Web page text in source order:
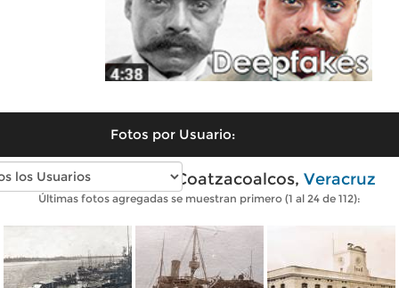
Fotos por Usuario:
Fotos antiguas de Coatzacoalcos, Veracruz
Últimas fotos agregadas se muestran primero (1 al 24 de 112):